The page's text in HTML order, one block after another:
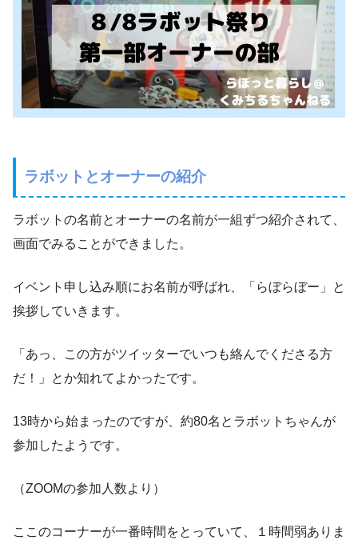
ラボットとオーナーの紹介
ラボットの名前とオーナーの名前が一組ずつ紹介されて、
画面でみることができました。
イベント申し込み順にお名前が呼ばれ、「らぼらぼー」と
挨拶していきます。
「あっ、この方がツイッターでいつも絡んでくださる方
だ！」とか知れてよかったです。
13時から始まったのですが、約80名とラボットちゃんが
参加したようです。
（ZOOMの参加人数より）
ここのコーナーが一番時間をとっていて、１時間弱ありま